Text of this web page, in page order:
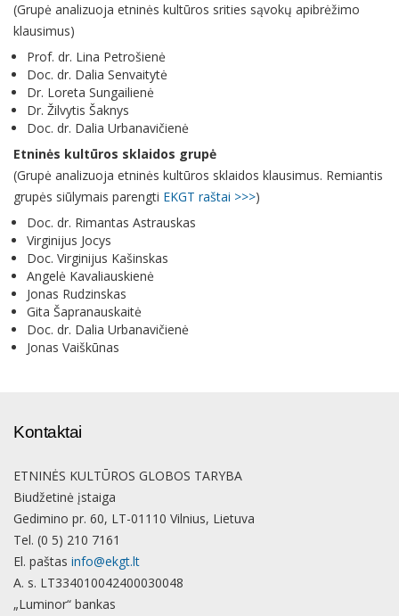
(Grupė analizuoja etninės kultūros srities sąvokų apibrėžimo
klausimus)
Prof. dr. Lina Petrošienė
Doc. dr. Dalia Senvaitytė
Dr. Loreta Sungailienė
Dr. Žilvytis Šaknys
Doc. dr. Dalia Urbanavičienė
Etninės kultūros sklaidos grupė
(Grupė analizuoja etninės kultūros sklaidos klausimus. Remiantis
grupės siūlymais parengti EKGT raštai >>>)
Doc. dr. Rimantas Astrauskas
Virginijus Jocys
Doc. Virginijus Kašinskas
Angelė Kavaliauskienė
Jonas Rudzinskas
Gita Šapranauskaitė
Doc. dr. Dalia Urbanavičienė
Jonas Vaiškūnas
Kontaktai
ETNINĖS KULTŪROS GLOBOS TARYBA
Biudžetinė įstaiga
Gedimino pr. 60, LT-01110 Vilnius, Lietuva
Tel. (0 5) 210 7161
El. paštas info@ekgt.lt
A. s. LT334010042400030048
„Luminor“ bankas